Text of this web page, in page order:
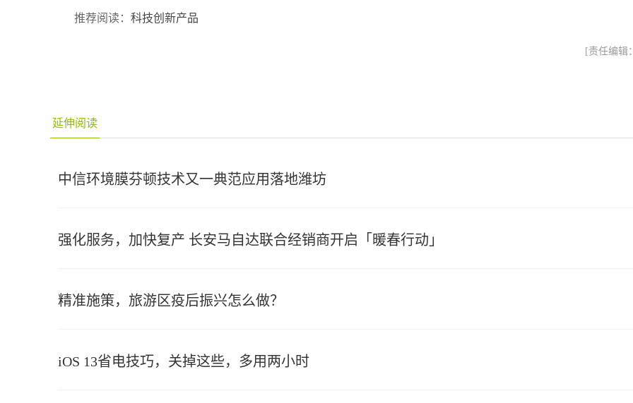
推荐阅读： 科技创新产品
[责任编辑
延伸阅读
中信环境膜芬顿技术又一典范应用落地潍坊
强化服务，加快复产 长安马自达联合经销商开启「暖春行动」
精准施策，旅游区疫后振兴怎么做？
iOS 13省电技巧，关掉这些，多用两小时